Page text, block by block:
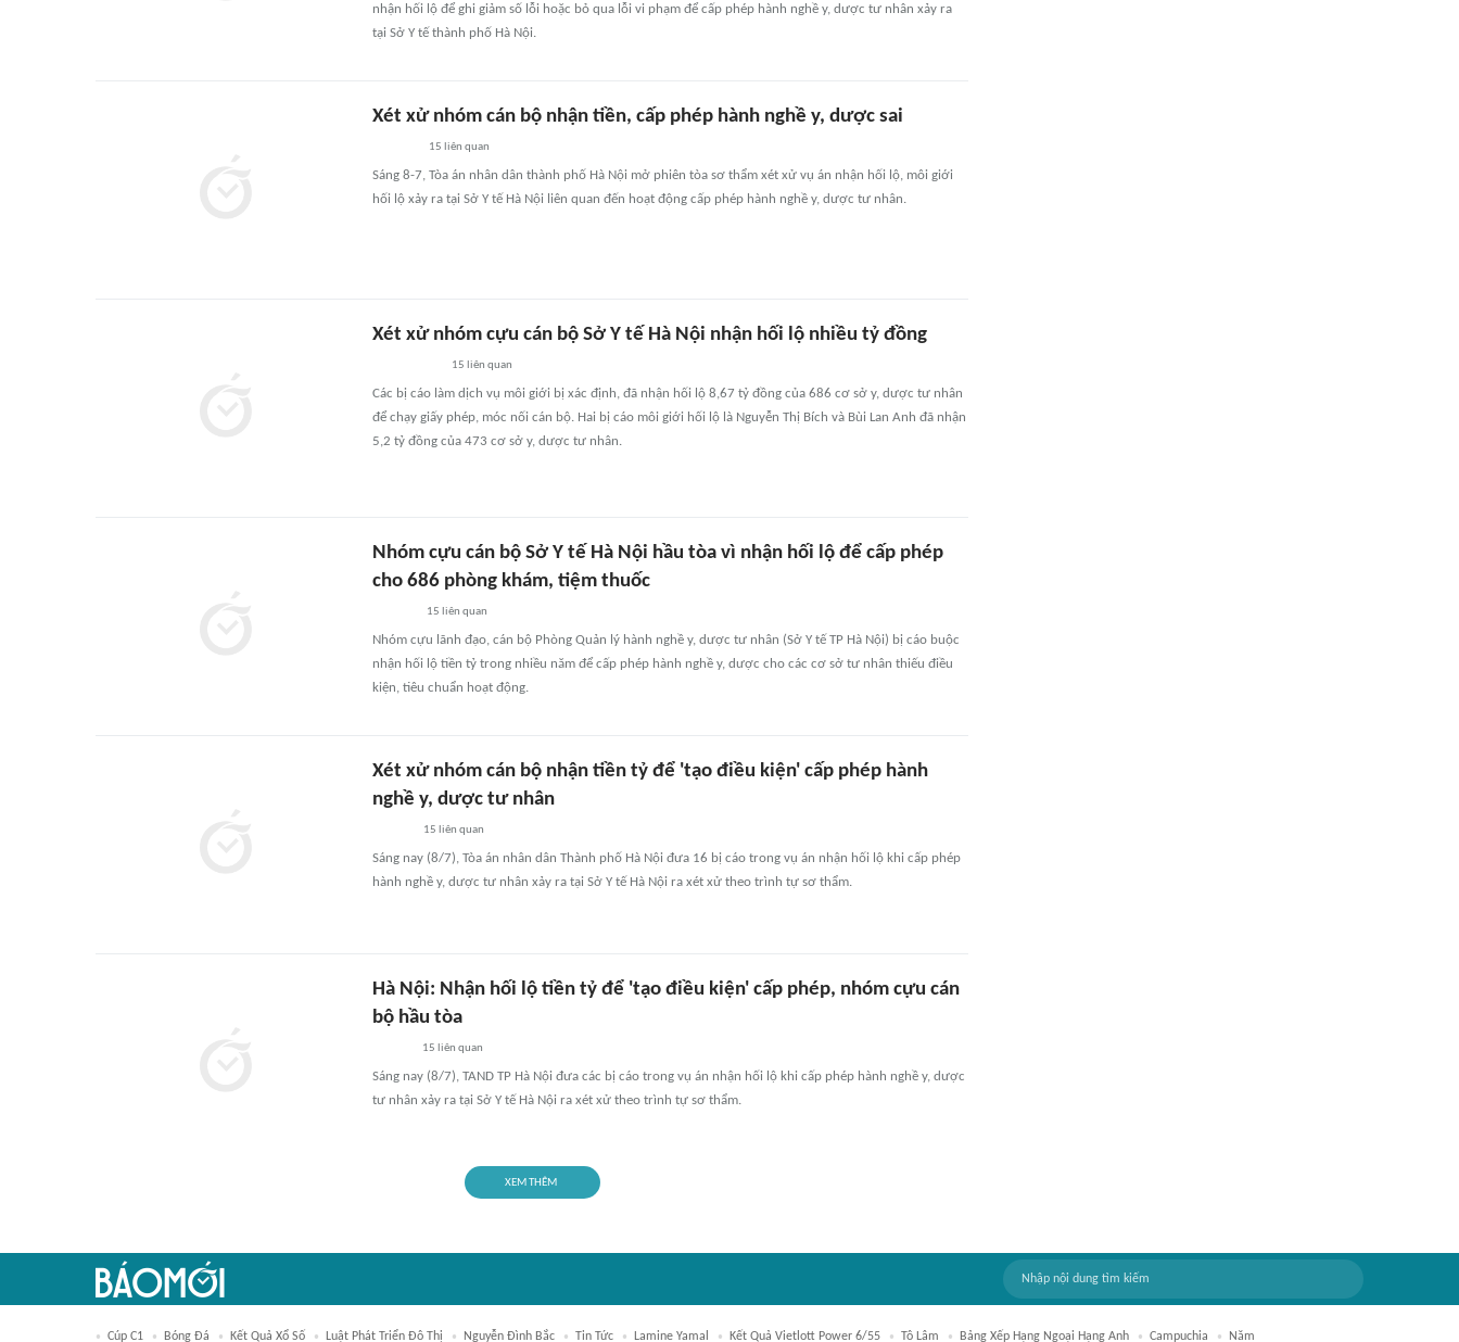
nhận hối lộ để ghi giảm số lỗi hoặc bỏ qua lỗi vi phạm để cấp phép hành nghề y, dược tư nhân xảy ra
tại Sở Y tế thành phố Hà Nội.
Xét xử nhóm cán bộ nhận tiền, cấp phép hành nghề y, dược sai
15 liên quan
Sáng 8-7, Tòa án nhân dân thành phố Hà Nội mở phiên tòa sơ thẩm xét xử vụ án nhận hối lộ, môi giới
hối lộ xảy ra tại Sở Y tế Hà Nội liên quan đến hoạt động cấp phép hành nghề y, dược tư nhân.
Xét xử nhóm cựu cán bộ Sở Y tế Hà Nội nhận hối lộ nhiều tỷ đồng
15 liên quan
Các bị cáo làm dịch vụ môi giới bị xác định, đã nhận hối lộ 8,67 tỷ đồng của 686 cơ sở y, dược tư nhân
để chạy giấy phép, móc nối cán bộ. Hai bị cáo môi giới hối lộ là Nguyễn Thị Bích và Bùi Lan Anh đã nhận
5,2 tỷ đồng của 473 cơ sở y, dược tư nhân.
Nhóm cựu cán bộ Sở Y tế Hà Nội hầu tòa vì nhận hối lộ để cấp phép
cho 686 phòng khám, tiệm thuốc
15 liên quan
Nhóm cựu lãnh đạo, cán bộ Phòng Quản lý hành nghề y, dược tư nhân (Sở Y tế TP Hà Nội) bị cáo buộc
nhận hối lộ tiền tỷ trong nhiều năm để cấp phép hành nghề y, dược cho các cơ sở tư nhân thiếu điều
kiện, tiêu chuẩn hoạt động.
Xét xử nhóm cán bộ nhận tiền tỷ để 'tạo điều kiện' cấp phép hành
nghề y, dược tư nhân
15 liên quan
Sáng nay (8/7), Tòa án nhân dân Thành phố Hà Nội đưa 16 bị cáo trong vụ án nhận hối lộ khi cấp phép
hành nghề y, dược tư nhân xảy ra tại Sở Y tế Hà Nội ra xét xử theo trình tự sơ thẩm.
Hà Nội: Nhận hối lộ tiền tỷ để 'tạo điều kiện' cấp phép, nhóm cựu cán
bộ hầu tòa
15 liên quan
Sáng nay (8/7), TAND TP Hà Nội đưa các bị cáo trong vụ án nhận hối lộ khi cấp phép hành nghề y, dược
tư nhân xảy ra tại Sở Y tế Hà Nội ra xét xử theo trình tự sơ thẩm.
XEM THÊM
Cúp C1 Bóng Đá Kết Quả Xổ Số Luật Phát Triển Đô Thị Nguyễn Đình Bắc Tin Tức Lamine Yamal Kết Quả Vietlott Power 6/55 Tô Lâm Bảng Xếp Hạng Ngoại Hạng Anh Campuchia Năm